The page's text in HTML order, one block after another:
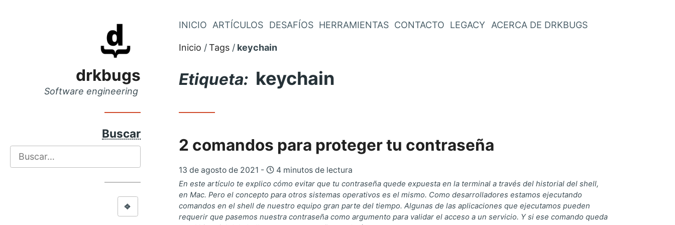
drkbugs
Software engineering
Buscar
Buscar
⎆
Saltar
al
INICIO ARTÍCULOS DESAFÍOS HERRAMIENTAS CONTACTO LEGACY ACERCA DE DRKBUGS
Inicio Tags keychain
Etiqueta: keychain
2 comandos para proteger tu contraseña
13 de agosto de 2021 - 4 minutos de lectura
En este artículo te explico cómo evitar que tu contraseña quede expuesta en la terminal a través del historial del shell,
en Mac. Pero el concepto para otros sistemas operativos es el mismo. Como desarrolladores estamos ejecutando
comandos en el shell de nuestro equipo gran parte del tiempo. Algunas de las aplicaciones que ejecutamos pueden
requerir que pasemos nuestra contraseña como argumento para validar el acceso a un servicio. Y si ese comando queda